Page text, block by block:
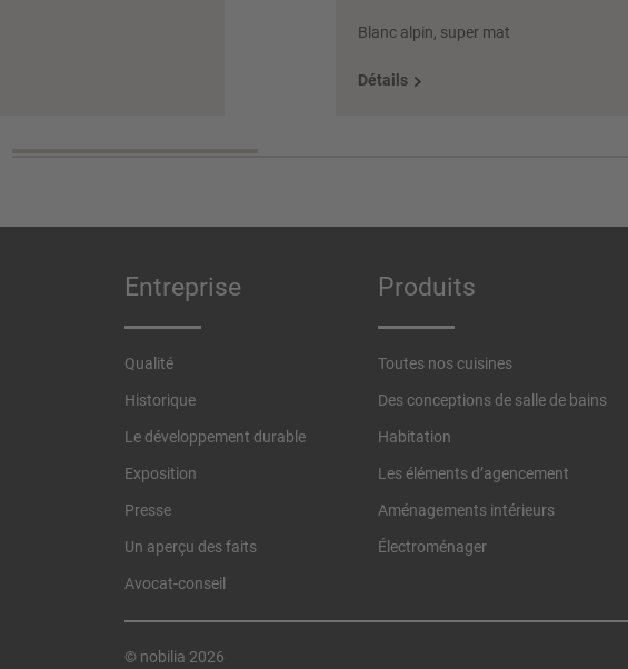
Blanc alpin, super mat
Détails
Entreprise
Qualité
Historique
Le développement durable
Exposition
Presse
Un aperçu des faits
Avocat-conseil
Produits
Toutes nos cuisines
Des conceptions de salle de bains
Habitation
Les éléments d’agencement
Aménagements intérieurs
Électroménager
© nobilia 2026